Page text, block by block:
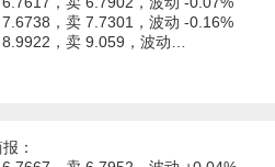
7.6738，卖 7.7301，波动 -0.16%
，卖 9.059，波动…
：